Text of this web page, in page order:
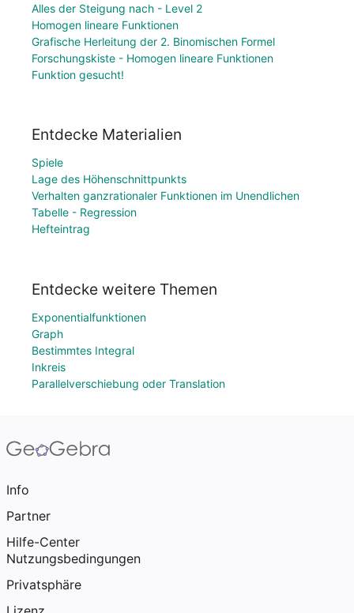
Alles der Steigung nach - Level 2
Homogen lineare Funktionen
Grafische Herleitung der 2. Binomischen Formel
Forschungskiste - Homogen lineare Funktionen
Funktion gesucht!
Entdecke Materialien
Spiele
Lage des Höhenschnittpunkts
Verhalten ganzrationaler Funktionen im Unendlichen
Tabelle - Regression
Hefteintrag
Entdecke weitere Themen
Exponentialfunktionen
Graph
Bestimmtes Integral
Inkreis
Parallelverschiebung oder Translation
Info
Partner
Hilfe-Center
Nutzungsbedingungen
Privatsphäre